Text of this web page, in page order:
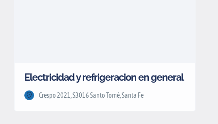
Electricidad y refrigeracion en general
Crespo 2021, S3016 Santo Tomé, Santa Fe